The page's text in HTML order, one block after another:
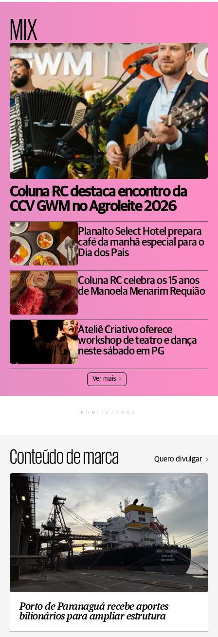
MIX
Coluna RC destaca encontro da
CCV GWM no Agroleite 2026
Planalto Select Hotel prepara
café da manhã especial para o
Dia dos Pais
Coluna RC celebra os 15 anos
de Manoela Menarim Requião
Ateliê Criativo oferece
workshop de teatro e dança
neste sábado em PG
Ver mais
PUBLICIDADE
Conteúdo de marca Quero divulgar
Porto de Paranaguá recebe aportes
bilionários para ampliar estrutura